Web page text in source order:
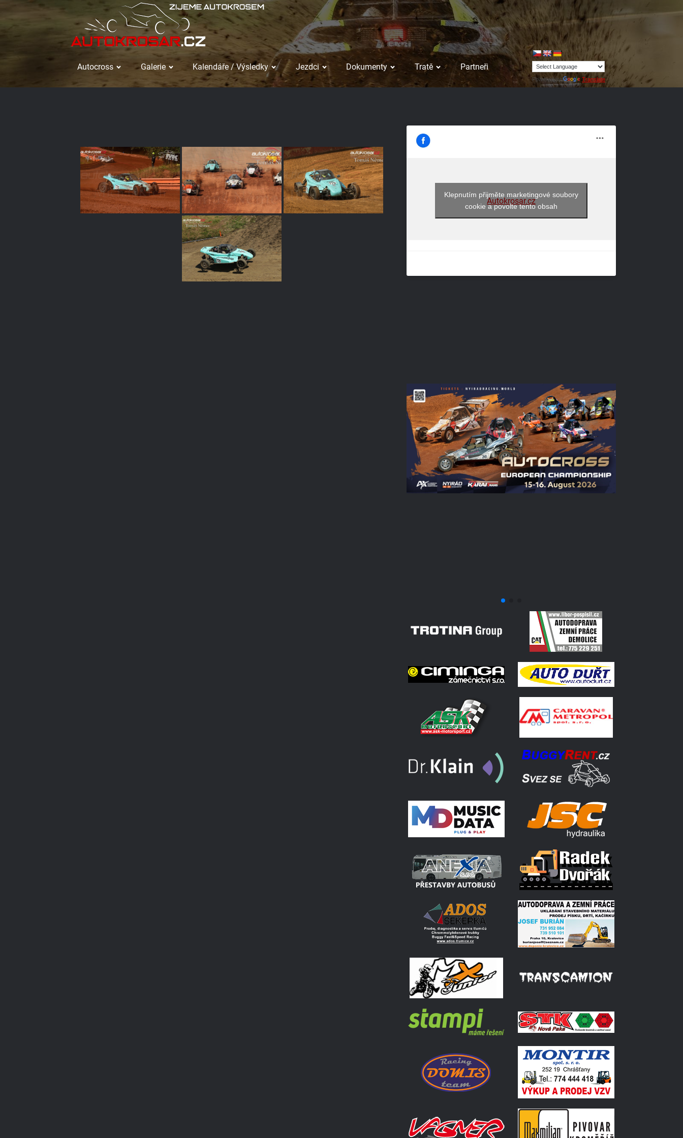
Autocross Galerie Kalendáře / Výsledky Jezdci Dokumenty Tratě Partneři
Powered by Translate
Autokrosar.cz
Klepnutím přijměte marketingové soubory
cookie a povolte tento obsah